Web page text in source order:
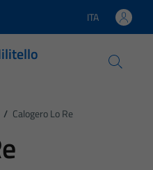
Lingua attiva:
ITA
/ Calogero Lo Re